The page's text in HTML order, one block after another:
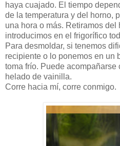
haya cuajado. El tiempo
de la temperatura y del horno,
una hora o más. Retiramos
introducimos en el frigorífico
Para desmoldar, si tenemos
recipiente o lo ponemos en un
toma frío. Puede acompañarse
helado de vainilla.
Corre hacia mí, corre conmigo.